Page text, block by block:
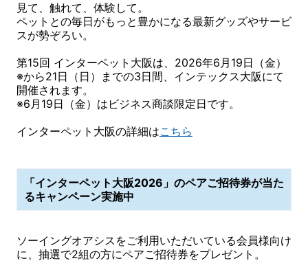
見て、触れて、体験して。
ペットとの毎日がもっと豊かになる最新グッズやサービ
スが勢ぞろい。
第15回 インターペット大阪は、2026年6月19日（金）
※から21日（日）までの3日間、インテックス大阪にて
開催されます。
※6月19日（金）はビジネス商談限定日です。
インターペット大阪の詳細はこちら
「インターペット大阪2026」のペアご招待券が当た
るキャンペーン実施中
ソーイングオアシスをご利用いただいている会員様向け
に、抽選で2組の方にペアご招待券をプレゼント。